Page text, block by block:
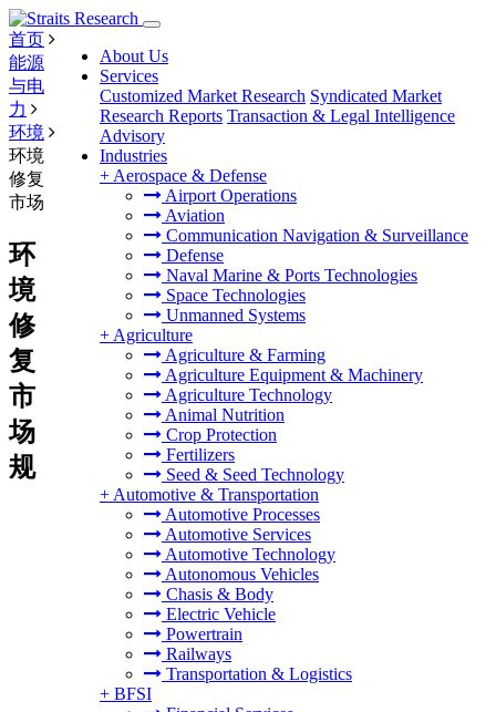
About Us
Services
Customized Market Research Syndicated Market
Research Reports Transaction & Legal Intelligence
Advisory
Industries
+ Aerospace & Defense
Airport Operations
Aviation
Communication Navigation & Surveillance
Defense
Naval Marine & Ports Technologies
Space Technologies
Unmanned Systems
+ Agriculture
Agriculture & Farming
Agriculture Equipment & Machinery
Agriculture Technology
Animal Nutrition
Crop Protection
Fertilizers
Seed & Seed Technology
+ Automotive & Transportation
Automotive Processes
Automotive Services
Automotive Technology
Autonomous Vehicles
Chasis & Body
Electric Vehicle
Powertrain
Railways
Transportation & Logistics
+ BFSI
首页
能源
与电
力
环境
环境
修复
市场
环
境
修
复
市
场
规